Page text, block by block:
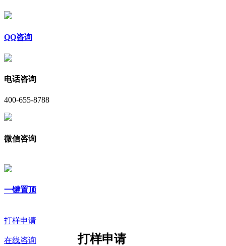
QQ咨询
电话咨询
400-655-8788
微信咨询
一键置顶
打样申请
在线咨询 打样申请